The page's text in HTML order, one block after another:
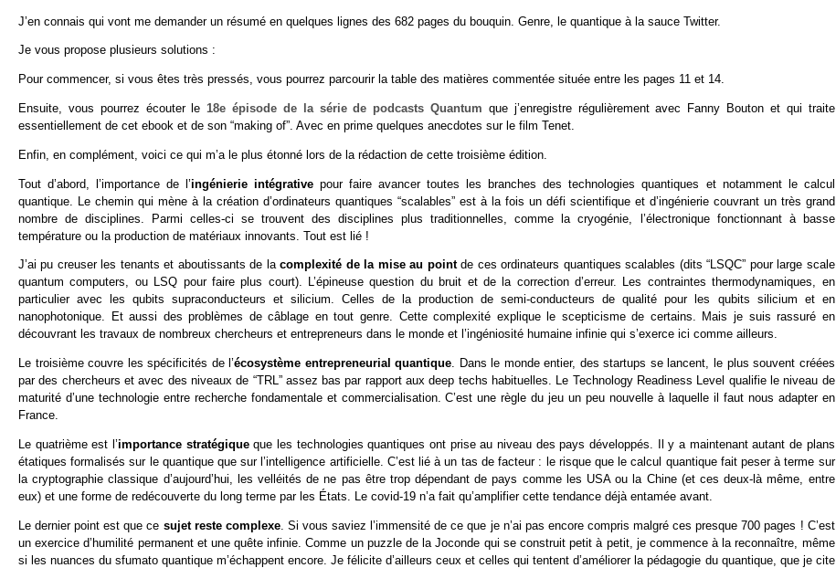
J’en connais qui vont me demander un résumé en quelques lignes des 682 pages du bouquin. Genre, le quantique à la sauce Twitter.
Je vous propose plusieurs solutions :
Pour commencer, si vous êtes très pressés, vous pourrez parcourir la table des matières commentée située entre les pages 11 et 14.
Ensuite, vous pourrez écouter le18e épisode de la série de podcasts Quantum que j’enregistre régulièrement avec Fanny Bouton et qui traite
essentiellement de cet ebook et de son “making of”. Avec en prime quelques anecdotes sur le film Tenet.
Enfin, en complément, voici ce qui m’a le plus étonné lors de la rédaction de cette troisième édition.
Tout d’abord, l’importance de l’ingénierie intégrativepour faire avancer toutes les branches des technologies quantiques et notamment le calcul
quantique. Le chemin qui mène à la création d’ordinateurs quantiques “scalables” est à la fois un défi scientifique et d’ingénierie couvrant un très grand
nombre de disciplines. Parmi celles-ci se trouvent des disciplines plus traditionnelles, comme la cryogénie, l’électronique fonctionnant à basse
température ou la production de matériaux innovants. Tout est lié !
J’ai pu creuser les tenants et aboutissants de lacomplexité de la mise au pointde ces ordinateurs quantiques scalables (dits “LSQC” pour large scale
quantum computers, ou LSQ pour faire plus court). L’épineuse question du bruit et de la correction d’erreur. Les contraintes thermodynamiques, en
particulier avec les qubits supraconducteurs et silicium. Celles de la production de semi-conducteurs de qualité pour les qubits silicium et en
nanophotonique. Et aussi des problèmes de câblage en tout genre. Cette complexité explique le scepticisme de certains. Mais je suis rassuré en
découvrant les travaux de nombreux chercheurs et entrepreneurs dans le monde et l’ingéniosité humaine infinie qui s’exerce ici comme ailleurs.
Le troisième couvre les spécificités de l’écosystème entrepreneurial quantique. Dans le monde entier, des startups se lancent, le plus souvent créées
par des chercheurs et avec des niveaux de “TRL” assez bas par rapport aux deep techs habituelles. Le Technology Readiness Level qualifie le niveau de
maturité d’une technologie entre recherche fondamentale et commercialisation. C’est une règle du jeu un peu nouvelle à laquelle il faut nous adapter en
France.
Le quatrième est l’importance stratégiqueque les technologies quantiques ont prise au niveau des pays développés. Il y a maintenant autant de plans
étatiques formalisés sur le quantique que sur l’intelligence artificielle. C’est lié à un tas de facteur : le risque que le calcul quantique fait peser à terme sur
la cryptographie classique d’aujourd’hui, les velléités de ne pas être trop dépendant de pays comme les USA ou la Chine (et ces deux-là même, entre
eux) et une forme de redécouverte du long terme par les États. Le covid-19 n’a fait qu’amplifier cette tendance déjà entamée avant.
Le dernier point est que ce sujet reste complexe. Si vous saviez l’immensité de ce que je n’ai pas encore compris malgré ces presque 700 pages ! C’est
un exercice d’humilité permanent et une quête infinie. Comme un puzzle de la Joconde qui se construit petit à petit, je commence à la reconnaître, même
si les nuances du sfumato quantique m’échappent encore. Je félicite d’ailleurs ceux et celles qui tentent d’améliorer la pédagogie du quantique, que je cite